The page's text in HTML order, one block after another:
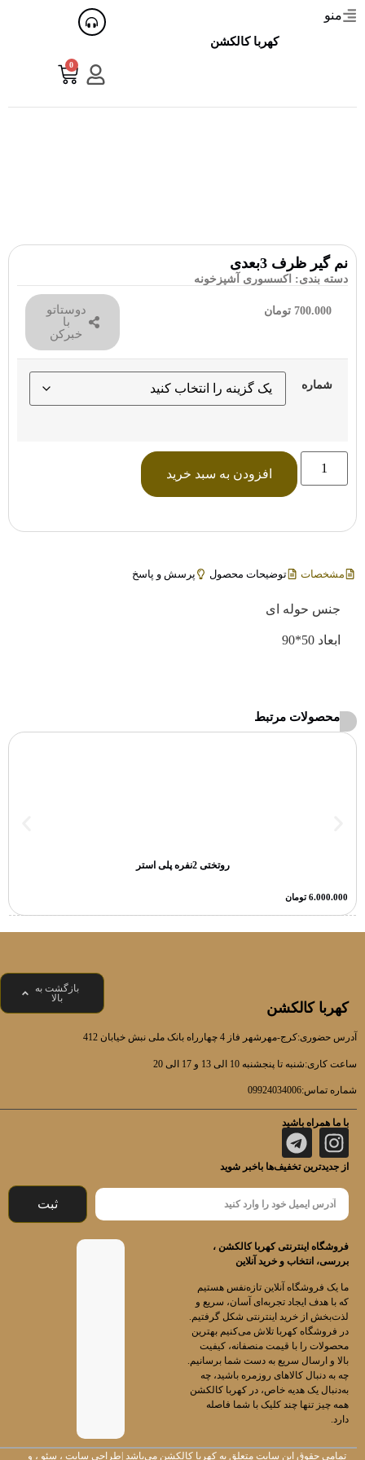
منو
کهربا کالکشن
0
نم گیر ظرف 3بعدی
دسته بندی: اکسسوری آشپزخونه
700.000 تومان
دوستاتو
با
خبرکن
شماره
افزودن به سبد خرید
مشخصات توضیحات محصول پرسش و پاسخ
جنس حوله ای
ابعاد 50*90
محصولات مرتبط
روتختی 2نفره پلی استر
6.000.000 تومان
بازگشت به
بالا
کهربا کالکشن
آدرس حضوری:کرج-مهرشهر فاز 4 چهارراه بانک ملی نبش خیابان 412
ساعت کاری:شنبه تا پنجشنبه 10 الی 13 و 17 الی 20
شماره تماس:09924034006
با ما همراه باشید
از جدیدترین تخفیف‌ها باخبر شوید
ثبت
فروشگاه اینترنتی کهربا کالکشن ،
بررسی، انتخاب و خرید آنلاین
ما یک فروشگاه آنلاین تازه‌نفس هستیم
که با هدف ایجاد تجربه‌ای آسان، سریع و
لذت‌بخش از خرید اینترنتی شکل گرفتیم.
در فروشگاه کهربا تلاش می‌کنیم بهترین
محصولات را با قیمت منصفانه، کیفیت
بالا و ارسال سریع به دست شما برسانیم.
چه به دنبال کالاهای روزمره باشید، چه
به‌دنبال یک هدیه خاص، در کهربا کالکشن
همه چیز تنها چند کلیک با شما فاصله
دارد.
تمامی حقوق این سایت متعلق به کهربا کالکشن می‌باشد |طراحی سایت، سئو ، و